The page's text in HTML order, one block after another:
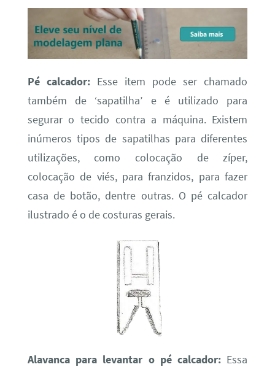
Pé calcador:Esse item pode ser chamado
também de ‘sapatilha’ e é utilizado para
segurar o tecido contra a máquina. Existem
inúmeros tipos de sapatilhas para diferentes
utilizações, como colocação de zíper,
colocação de viés, para franzidos, para fazer
casa de botão, dentre outras. O pé calcador
ilustrado é o de costuras gerais.
Alavanca para levantar o pé calcador:Essa